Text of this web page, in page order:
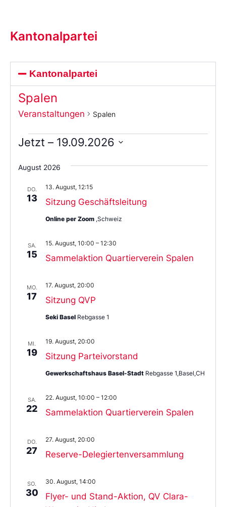
Kantonalpartei
Kantonalpartei
Spalen
Veranstaltungen Spalen
Jetzt – 19.09.2026
Sie
das
aus.
August 2026
DO.
13 Sitzung Geschäftsleitung
13. August, 12:15
Online per Zoom ,Schweiz
SA.
15 Sammelaktion Quartierverein Spalen
15. August, 10:00 – 12:30
MO.
17 Sitzung QVP
17. August, 20:00
Seki Basel Rebgasse 1
MI.
19 Sitzung Parteivorstand
19. August, 20:00
Gewerkschaftshaus Basel-Stadt Rebgasse 1,Basel,CH
SA.
22 Sammelaktion Quartierverein Spalen
22. August, 10:00 – 12:00
DO.
27 Reserve-Delegiertenversammlung
27. August, 20:00
SO.
30
Flyer- und Stand-Aktion, QV Clara-
30. August, 14:00